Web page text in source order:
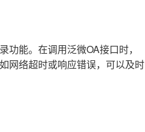
能。在调用泛微OA接口时，
网络超时或响应错误，可以及时